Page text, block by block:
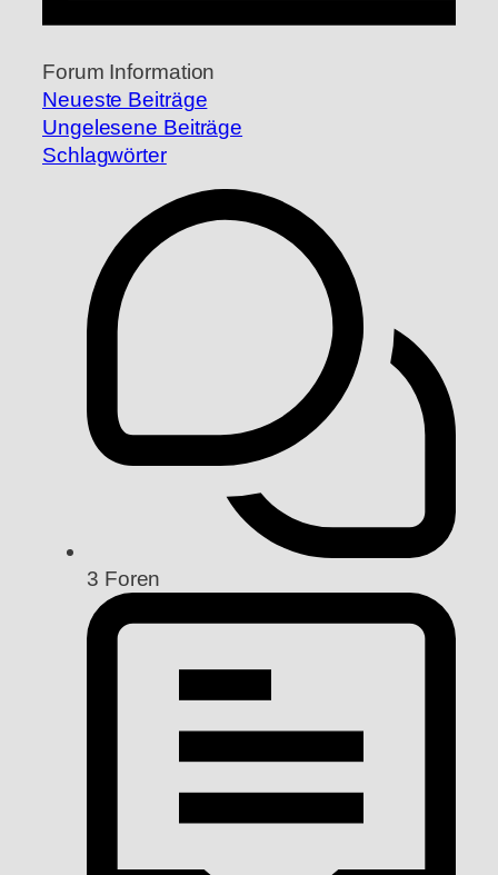
Forum Information
Neueste Beiträge
Ungelesene Beiträge
Schlagwörter
3 Foren